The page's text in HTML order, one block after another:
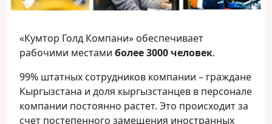
«Кумтор Голд Компани» обеспечивает
рабочими местами более 3000 человек.
99% штатных сотрудников компании – граждане
Кыргызстана и доля кыргызстанцев в персонале
компании постоянно растет. Это происходит за
счет постепенного замещения иностранных